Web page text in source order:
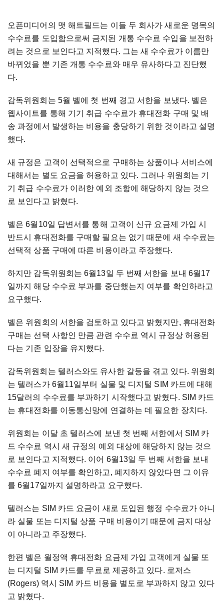
오픈미디어의 맷 해트필드는 이들 두 회사가 새로운 명목의
수수료를 도입함으로써 금지된 개통 수수료 수입을 보전하
려는 것으로 보인다고 지적했다. 그는 새 수수료가 이름만
바뀌었을 뿐 기존 개통 수수료와 매우 유사하다고 진단했
다.
감독위원회는 5월 벨에 첫 번째 경고 서한을 보냈다. 벨은
웹사이트를 통해 기기 취급 수수료가 휴대전화 구매 및 배
송 과정에서 발생하는 비용을 충당하기 위한 것이라고 설명
했다.
새 규정은 고객이 선택적으로 구매하는 상품이나 서비스에
대해서는 별도 요금을 허용하고 있다. 그러나 위원회는 기
기 취급 수수료가 이러한 예외 조항에 해당하지 않는 것으
로 보인다고 밝혔다.
벨은 6월10일 답변서를 통해 고객이 신규 요금제 가입 시
반드시 휴대전화를 구매할 필요는 없기 때문에 새 수수료는
선택적 상품 구매에 따른 비용이라고 주장했다.
하지만 감독위원회는 6월13일 두 번째 서한을 보내 6월17
일까지 해당 수수료 부과를 중단했는지 여부를 확인하라고
요구했다.
벨은 위원회의 서한을 검토하고 있다고 밝혔지만, 휴대전화
구매는 선택 사항인 만큼 관련 수수료 역시 규정상 허용된
다는 기존 입장을 유지했다.
감독위원회는 텔러스와도 유사한 갈등을 겪고 있다. 위원회
는 텔러스가 6월11일부터 실물 및 디지털 SIM 카드에 대해
15달러의 수수료를 부과하기 시작했다고 밝혔다. SIM 카드
는 휴대전화를 이동통신망에 연결하는 데 필요한 장치다.
위원회는 이달 초 텔러스에 보낸 첫 번째 서한에서 SIM 카
드 수수료 역시 새 규정의 예외 대상에 해당하지 않는 것으
로 보인다고 지적했다. 이어 6월13일 두 번째 서한을 보내
수수료 폐지 여부를 확인하고, 폐지하지 않았다면 그 이유
를 6월17일까지 설명하라고 요구했다.
텔러스는 SIM 카드 요금이 새로 도입된 행정 수수료가 아니
라 실물 또는 디지털 상품 구매 비용이기 때문에 금지 대상
이 아니라고 주장했다.
한편 벨은 월정액 휴대전화 요금제 가입 고객에게 실물 또
는 디지털 SIM 카드를 무료로 제공하고 있다. 로저스
(Rogers) 역시 SIM 카드 비용을 별도로 부과하지 않고 있다
고 밝혔다.